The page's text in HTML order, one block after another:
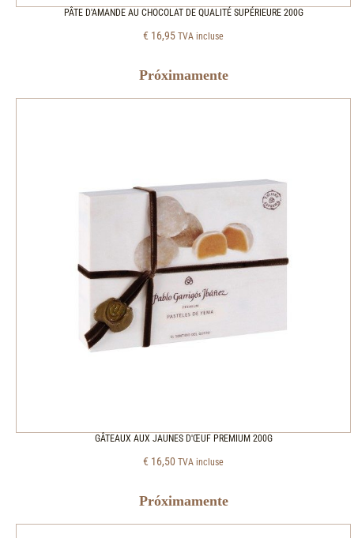
PÂTE D'AMANDE AU CHOCOLAT DE QUALITÉ SUPÉRIEURE 200G
€ 16,95 TVA incluse
Próximamente
GÂTEAUX AUX JAUNES D'ŒUF PREMIUM 200G
€ 16,50 TVA incluse
Próximamente